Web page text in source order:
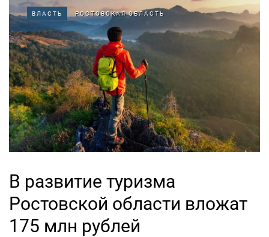
ВЛАСТЬ РОСТОВСКАЯ ОБЛАСТЬ
В развитие туризма
Ростовской области вложат
175 млн рублей